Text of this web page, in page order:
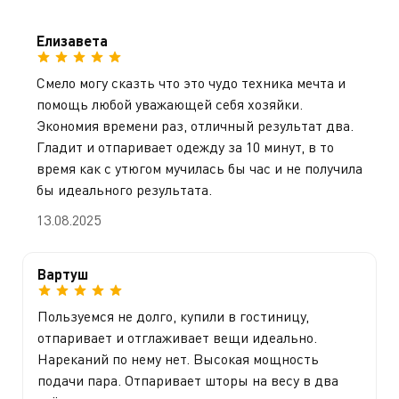
Елизавета
Смело могу сказть что это чудо техника мечта и
помощь любой уважающей себя хозяйки.
Экономия времени раз, отличный результат два.
Гладит и отпаривает одежду за 10 минут, в то
время как с утюгом мучилась бы час и не получила
бы идеального результата.
13.08.2025
Вартуш
Пользуемся не долго, купили в гостиницу,
отпаривает и отглаживает вещи идеально.
Нареканий по нему нет. Высокая мощность
подачи пара. Отпаривает шторы на весу в два